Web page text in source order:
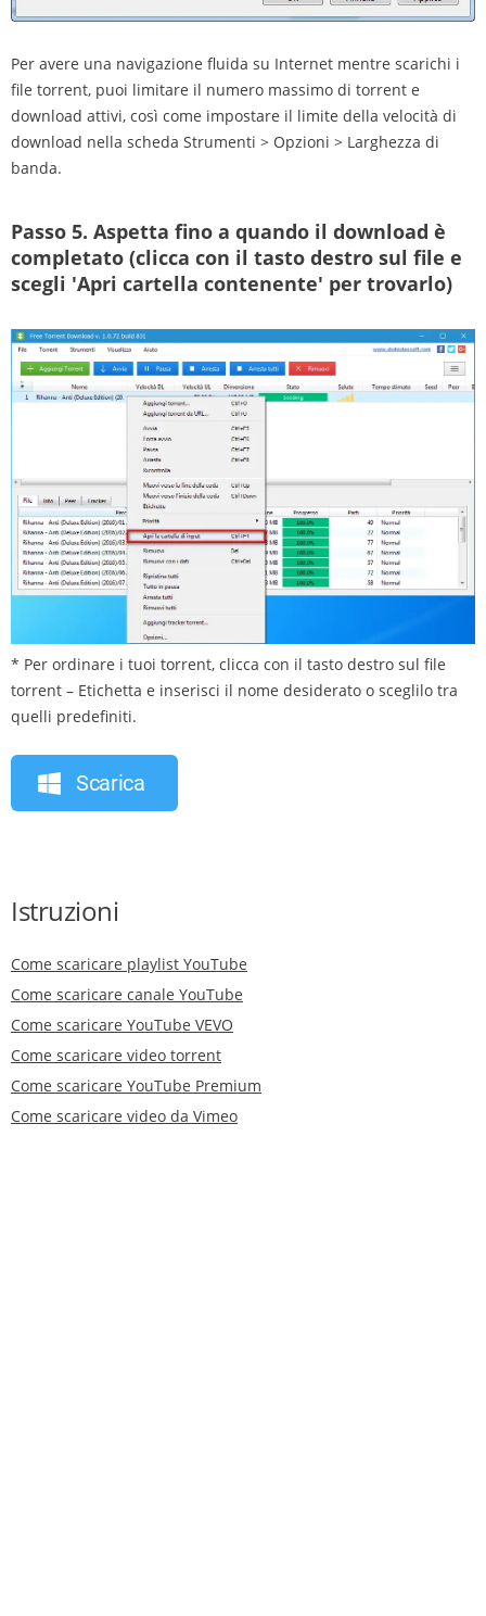
Per avere una navigazione fluida su Internet mentre scarichi i
file torrent, puoi limitare il numero massimo di torrent e
download attivi, così come impostare il limite della velocità di
download nella scheda Strumenti > Opzioni > Larghezza di
banda.
Passo 5. Aspetta fino a quando il download è
completato (clicca con il tasto destro sul file e
scegli 'Apri cartella contenente' per trovarlo)
* Per ordinare i tuoi torrent, clicca con il tasto destro sul file
torrent – Etichetta e inserisci il nome desiderato o sceglilo tra
quelli predefiniti.
Scarica
Istruzioni
Come scaricare playlist YouTube
Come scaricare canale YouTube
Come scaricare YouTube VEVO
Come scaricare video torrent
Come scaricare YouTube Premium
Come scaricare video da Vimeo